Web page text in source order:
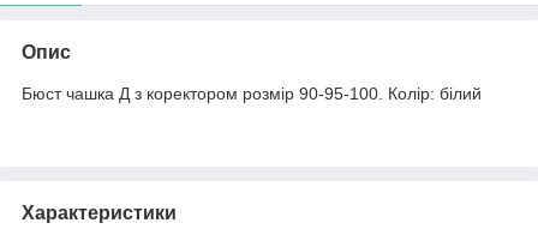
Опис
Бюст чашка Д з коректором розмір 90-95-100. Колір: білий
Характеристики